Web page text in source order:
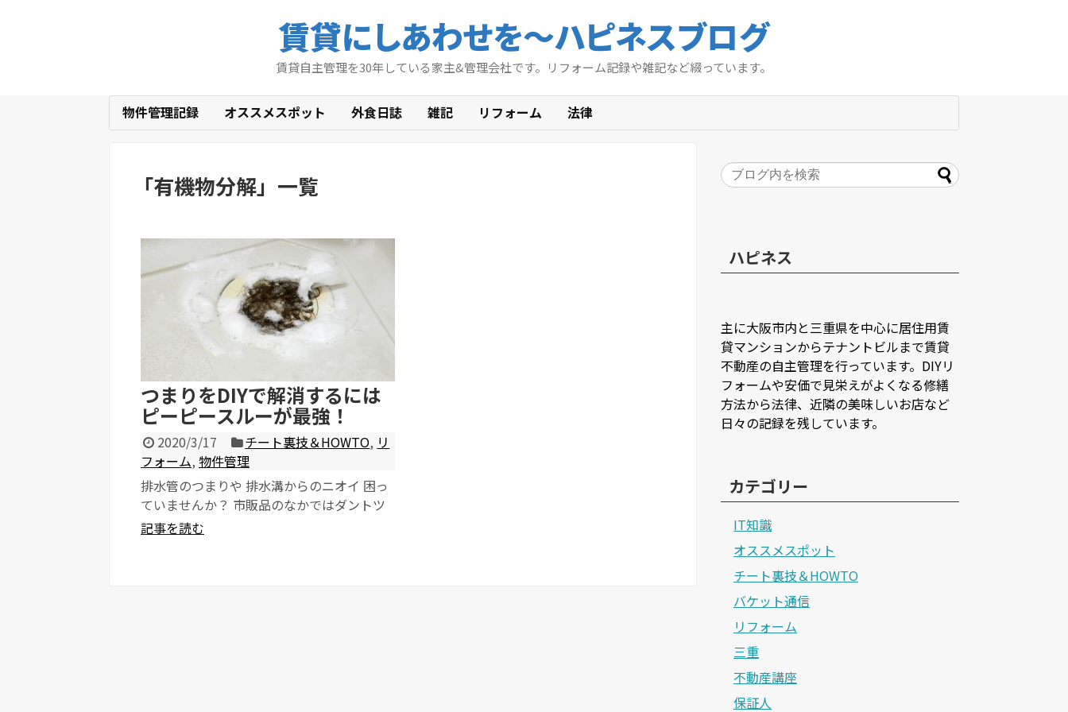
賃貸にしあわせを〜ハピネスブログ
賃貸自主管理を30年している家主&管理会社です。リフォーム記録や雑記など綴っています。
物件管理記録 オススメスポット 外食日誌 雑記 リフォーム 法律
「有機物分解」 一覧
つまりをDIYで解消するには
ピーピースルーが最強！
2020/3/17 チート裏技＆HOWTO, リ
フォーム, 物件管理
排水管のつまりや 排水溝からのニオイ 困っ
ていませんか？ 市販品のなかではダントツ
の性能 ドラッグストアにいけば、 パイプフ
記事を読む
ハピネス
主に大阪市内と三重県を中心に居住用賃
貸マンションからテナントビルまで賃貸
不動産の自主管理を行っています。DIYリ
フォームや安価で見栄えがよくなる修繕
方法から法律、近隣の美味しいお店など
日々の記録を残しています。
カテゴリー
IT知識
オススメスポット
チート裏技＆HOWTO
バケット通信
リフォーム
三重
不動産講座
保証人